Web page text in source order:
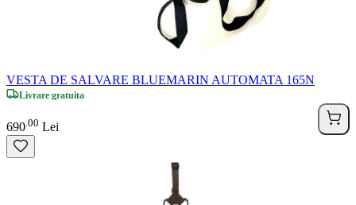
VESTA DE SALVARE BLUEMARIN AUTOMATA 165N
Livrare gratuita
690 00 Lei